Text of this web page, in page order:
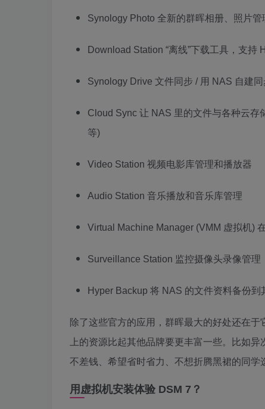
Synology Photo 全新的群晖相册、照片管
Download Station “离线”下载工具，支持
Synology Drive 文件同步 / 用 NAS 自建
Cloud Sync 让 NAS 里的文件与各种云存
等)
Video Station 视频电影库管理和播放器
Audio Station 音乐播放和音乐库管理
Virtual Machine Manager (VMM 虚拟机)
Surveillance Station 监控摄像头录像管理
Hyper Backup 将 NAS 的文件资料备份到
除了这些官方的应用，群晖最大的好处还在
上的资源比起其他品牌要更丰富一些。比如异
不差钱、希望省时省力、不想折腾黑裙的同学
用虚拟机安装体验 DSM 7？